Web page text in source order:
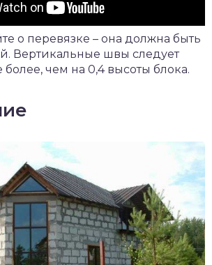
о перевязке – она должна быть
Вертикальные швы следует
чем на 0,4 высоты блока.